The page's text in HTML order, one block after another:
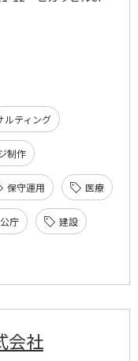
ルティング
制作
保守運用 医療
庁 建設
会社